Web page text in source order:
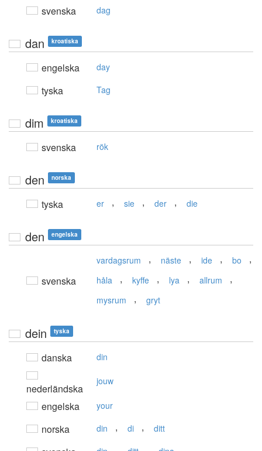
svenska dag
dan kroatiska
engelska day
tyska Tag
dim kroatiska
svenska rök
den norska
tyska er , sie , der , die
den engelska
svenska
vardagsrum , näste , ide , bo ,
håla , kyffe , lya , allrum ,
mysrum , gryt
dein tyska
danska din
nederländska
jouw
engelska your
norska din , di , ditt